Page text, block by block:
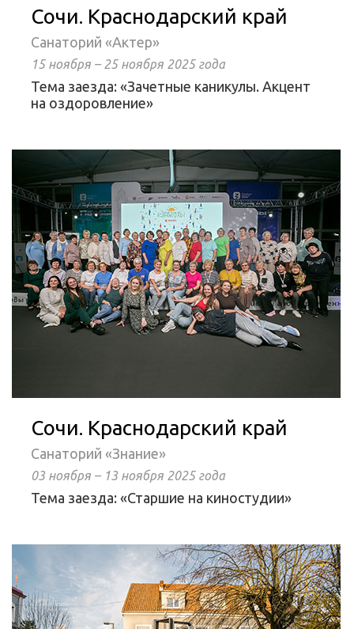
Сочи. Краснодарский край
Санаторий «Актер»
15 ноября – 25 ноября 2025 года
Тема заезда: «Зачетные каникулы. Акцент
на оздоровление»
Сочи. Краснодарский край
Санаторий «Знание»
03 ноября – 13 ноября 2025 года
Тема заезда: «Старшие на киностудии»